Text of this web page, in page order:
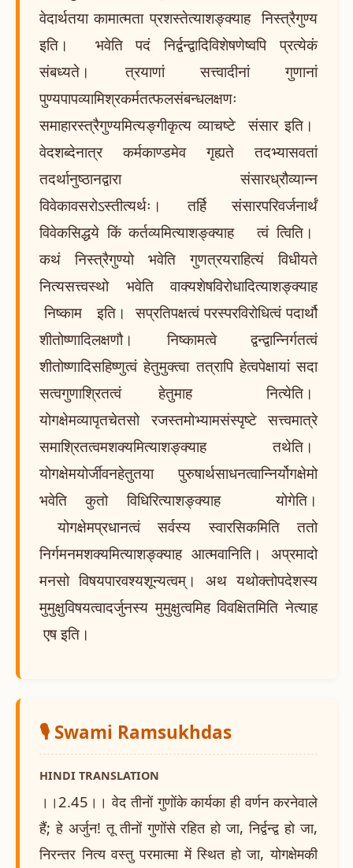
वेदार्थतया कामात्मता प्रशस्तेत्याशङ्क्याह निस्त्रैगुण्य
इति। भवेति पदं निर्द्वन्द्वादिविशेषणेष्वपि प्रत्येकं
संबध्यते। त्रयाणां सत्त्वादीनां गुणानां
पुण्यपापव्यामिश्रकर्मतत्फलसंबन्धलक्षणः
समाहारस्त्रैगुण्यमित्यङ्गीकृत्य व्याचष्टे संसार इति।
वेदशब्देनात्र कर्मकाण्डमेव गृह्यते तदभ्यासवतां
तदर्थानुष्ठानद्वारा संसारध्रौव्यान्न
विवेकावसरोऽस्तीत्यर्थः। तर्हि संसारपरिवर्जनार्थं
विवेकसिद्धये किं कर्तव्यमित्याशङ्क्याह त्वं त्विति।
कथं निस्त्रैगुण्यो भवेति गुणत्रयराहित्यं विधीयते
नित्यसत्त्वस्थो भवेति वाक्यशेषविरोधादित्याशङ्क्याह
निष्काम इति। सप्रतिपक्षत्वं परस्परविरोधित्वं पदार्थौ
शीतोष्णादिलक्षणौ। निष्कामत्वे द्वन्द्वान्निर्गतत्वं
शीतोष्णादिसहिष्णुत्वं हेतुमुक्त्वा तत्रापि हेत्वपेक्षायां सदा
सत्वगुणाश्रितत्वं हेतुमाह नित्येति।
योगक्षेमव्यापृतचेतसो रजस्तमोभ्यामसंस्पृष्टे सत्त्वमात्रे
समाश्रितत्वमशक्यमित्याशङ्क्याह तथेति।
योगक्षेमयोर्जीवनहेतुतया पुरुषार्थसाधनत्वान्निर्योगक्षेमो
भवेति कुतो विधिरित्याशङ्क्याह योगेति।
योगक्षेमप्रधानत्वं सर्वस्य स्वारसिकमिति ततो
निर्गमनमशक्यमित्याशङ्क्याह आत्मवानिति। अप्रमादो
मनसो विषयपारवश्यशून्यत्वम्। अथ यथोक्तोपदेशस्य
मुमुक्षुविषयत्वादर्जुनस्य मुमुक्षुत्वमिह विवक्षितमिति नेत्याह
एष इति।
🎙️ Swami Ramsukhdas
HINDI TRANSLATION
।।2.45।। वेद तीनों गुणोंके कार्यका ही वर्णन करनेवाले
हैं; हे अर्जुन! तू तीनों गुणोंसे रहित हो जा, निर्द्वन्द्व हो जा,
निरन्तर नित्य वस्तु परमात्मा में स्थित हो जा, योगक्षेमकी